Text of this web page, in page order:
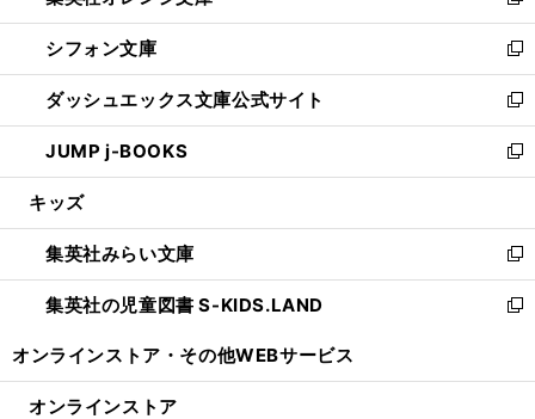
開
く
ウ
で
開
く
ウ
ィ
ン
ド
ウ
で
開
し
い
ウ
ィ
ン
ド
ウ
開
く
シフォン文庫
新
し
い
ウ
ィ
ン
ウ
で
開
く
ダッシュエックス文庫公式サイト
新
し
い
ウ
ン
ド
ウ
で
JUMP j-BOOKS
新
し
ウ
ィ
ン
ド
開
キッズ
集英社みらい文庫
新
し
い
ン
集英社の児童図書 S-KIDS.LAND
新
ウ
オンラインストア・ その他WEBサービス
オンラインストア